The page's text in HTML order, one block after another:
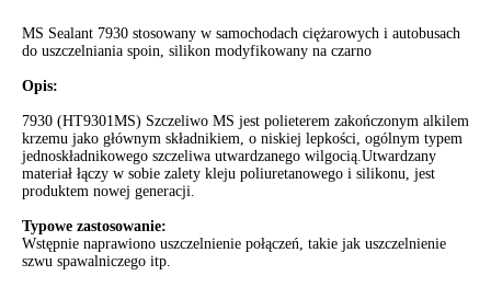
MS Sealant 7930 stosowany w samochodach ciężarowych i autobusach
do uszczelniania spoin, silikon modyfikowany na czarno
Opis:
7930 (HT9301MS) Szczeliwo MS jest polieterem zakończonym alkilem
krzemu jako głównym składnikiem, o niskiej lepkości, ogólnym typem
jednoskładnikowego szczeliwa utwardzanego wilgocią.Utwardzany
materiał łączy w sobie zalety kleju poliuretanowego i silikonu, jest
produktem nowej generacji.
Typowe zastosowanie:
Wstępnie naprawiono uszczelnienie połączeń, takie jak uszczelnienie
szwu spawalniczego itp.